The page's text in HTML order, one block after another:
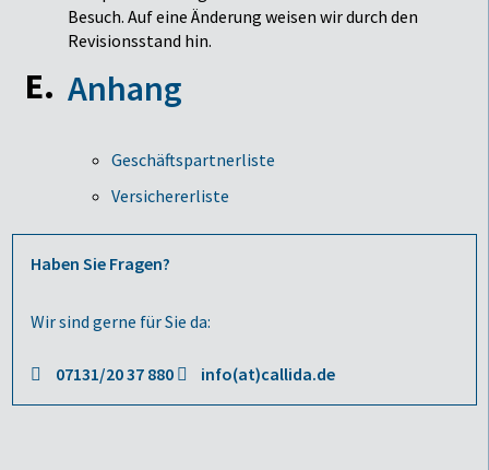
Besuch. Auf eine Änderung weisen wir durch den
Revisionsstand hin.
Anhang
Geschäftspartnerliste
Versichererliste
Haben Sie Fragen?
Wir sind gerne für Sie da:
07131/20 37 880 info(at)callida.de